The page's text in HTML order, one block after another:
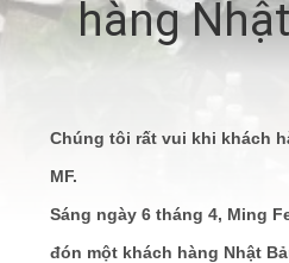
TÔI
QUAN
NHÀ
MÁY
hàng
Chúng tôi rất vui khi khách
MF.
Sáng ngày 6 tháng 4, Ming
đón một khách hàng Nhật